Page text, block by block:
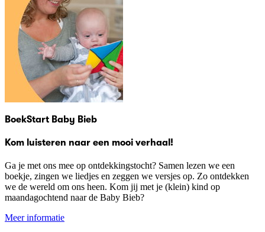
BoekStart Baby Bieb
Kom luisteren naar een mooi verhaal!
Ga je met ons mee op ontdekkingstocht? Samen lezen we een
boekje, zingen we liedjes en zeggen we versjes op. Zo ontdekken
we de wereld om ons heen. Kom jij met je (klein) kind op
maandagochtend naar de Baby Bieb?
Meer informatie